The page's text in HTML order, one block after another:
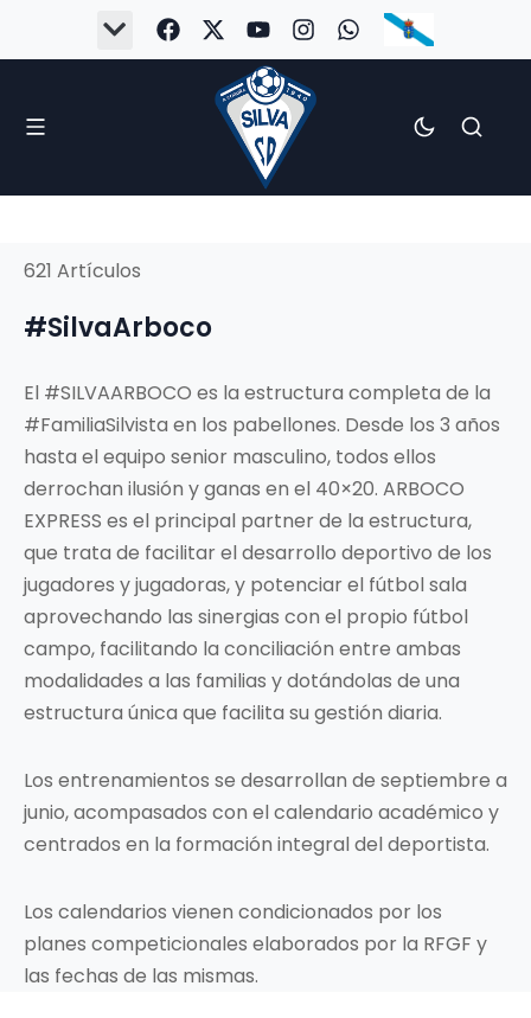
#SilvaArboco
621 Artículos
El #SILVAARBOCO es la estructura completa de la
#FamiliaSilvista en los pabellones. Desde los 3 años
hasta el equipo senior masculino, todos ellos
derrochan ilusión y ganas en el 40×20. ARBOCO
EXPRESS es el principal partner de la estructura,
que trata de facilitar el desarrollo deportivo de los
jugadores y jugadoras, y potenciar el fútbol sala
aprovechando las sinergias con el propio fútbol
campo, facilitando la conciliación entre ambas
modalidades a las familias y dotándolas de una
estructura única que facilita su gestión diaria.
Los entrenamientos se desarrollan de septiembre a
junio, acompasados con el calendario académico y
centrados en la formación integral del deportista.
Los calendarios vienen condicionados por los
planes competicionales elaborados por la RFGF y
las fechas de las mismas.